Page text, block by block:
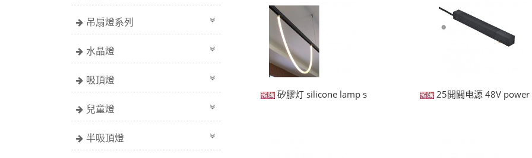
吊扇燈系列
水晶燈
吸頂燈
兒童燈
半吸頂燈
矽膠灯 silicone lamp s 25開關电源 48V power